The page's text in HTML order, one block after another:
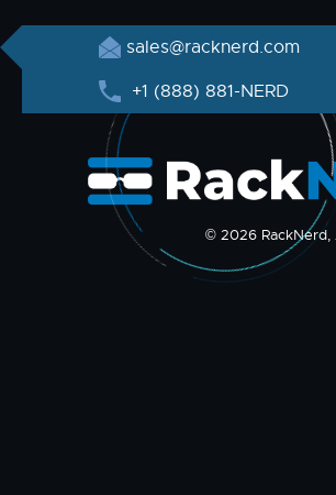
sales@racknerd.com
+1 (888) 881-NERD
© 2026 RackNerd,